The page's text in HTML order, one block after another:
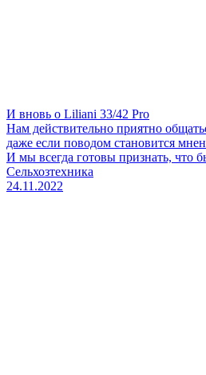
И вновь о Liliani 33/42 Pro
Нам действительно приятно
даже если поводом становится
И мы всегда готовы признать, что
Сельхозтехника
24.11.2022